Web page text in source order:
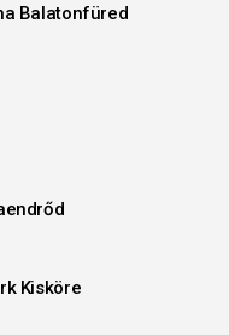
Balatonfüred
Kisköre